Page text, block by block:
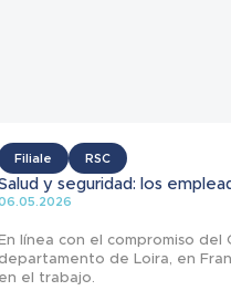
Filiale RSC
y seguridad: los
línea con el compromiso
departamento de Loira, en
en el trabajo.